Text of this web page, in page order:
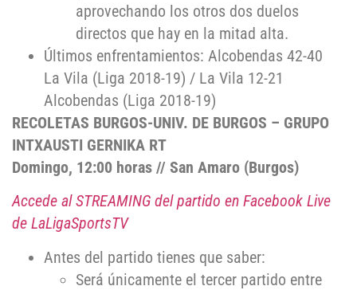
aprovechando los otros dos duelos
directos que hay en la mitad alta.
Últimos enfrentamientos: Alcobendas 42-40
La Vila (Liga 2018-19) / La Vila 12-21
Alcobendas (Liga 2018-19)
RECOLETAS BURGOS-UNIV. DE BURGOS – GRUPO
INTXAUSTI GERNIKA RT
Domingo, 12:00 horas // San Amaro (Burgos)
Accede al STREAMING del partido en Facebook Live
de LaLigaSportsTV
Antes del partido tienes que saber:
Será únicamente el tercer partido entre